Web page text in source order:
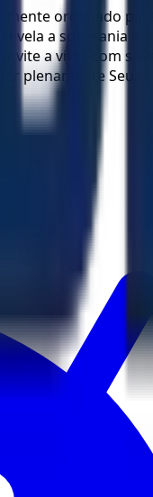
ordenado
a soberania de
a viver com
plenamente Seus